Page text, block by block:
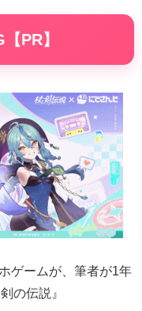
PR】
ゲームが、筆者が1年
の伝説』